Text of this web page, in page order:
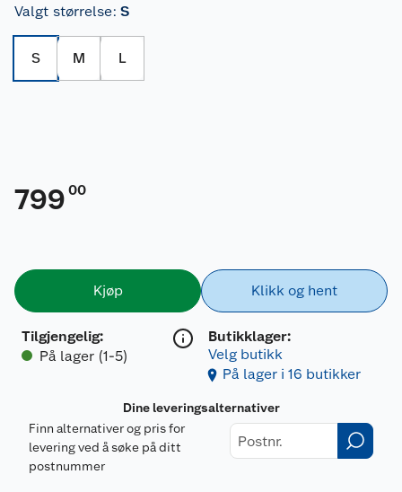
Valgt størrelse: S
S M L
799 00
Kjøp
Tilgjengelig:
På lager (1-5)
Klikk og hent
Butikklager:
Velg butikk
På lager i 16 butikker
Dine leveringsalternativer
Finn alternativer og pris for
levering ved å søke på ditt
postnummer